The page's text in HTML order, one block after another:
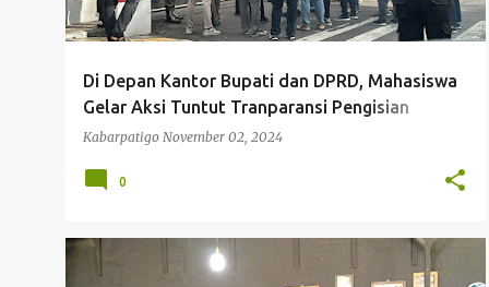
Di Depan Kantor Bupati dan DPRD, Mahasiswa
Gelar Aksi Tuntut Tranparansi Pengisian
Perangkat Desa di Pati
Kabarpatigo November 02, 2024
0
DISKUSI KEBANGSAAN KAHMI PATI